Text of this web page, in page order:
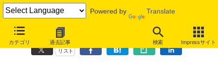
Powered by Translate
カテゴリ 過去記事 検索 Impressサイト
「iTunes 10」リリース、音楽SNSの新機能「Ping」を搭載
リスト